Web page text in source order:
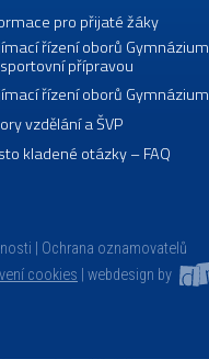
pro přijaté žáky
řízení oborů Gymnázium
přípravou
řízení oborů Gymnázium
vzdělání a ŠVP
kladené otázky – FAQ
Ochrana oznamovatelů
cookies webdesign by